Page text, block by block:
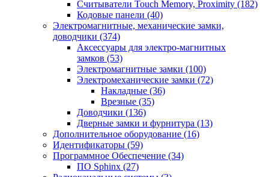
Считыватели Touch Memory, Proximity (182)
Кодовые панели (40)
Электромагнитные, механические замки,
доводчики (374)
Аксессуары для электро-магнитных
замков (53)
Электромагнитные замки (100)
Электромеханические замки (72)
Накладные (36)
Врезные (35)
Доводчики (136)
Дверные замки и фурнитура (13)
Дополнительное оборудование (16)
Идентификаторы (59)
Программное Обеспечение (34)
ПО Sphinx (27)